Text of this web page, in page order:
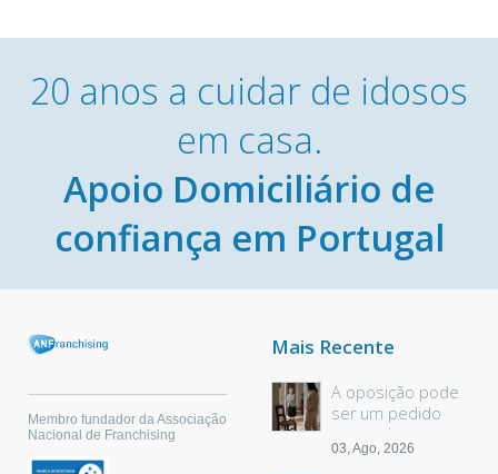
20 anos a cuidar de idosos
em casa.
Apoio Domiciliário de
confiança em Portugal
Membro fundador da Associação
Nacional de Franchising
Mais Recente
A oposição pode
ser um pedido
sem palavras
03, Ago, 2026